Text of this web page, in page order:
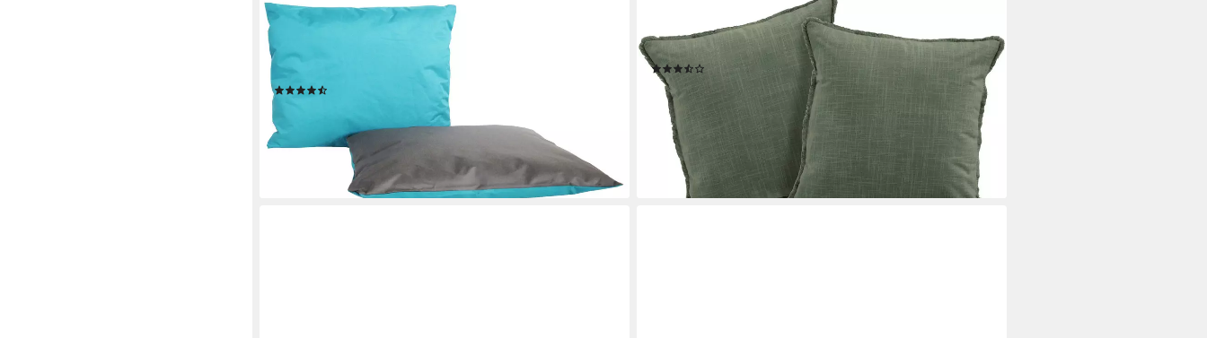
JACK
Dekokissen JACK 2-farbiges Wende Outdoor Kissen
30x50cm Dekokissen inkl. Füllung, mit Lotus-Effekt,
Robust, Strapazierfähig, für Innen & Außen geeignet
-50%
lieferbar - in 2-3 Werktagen bei dir
LEGER HOME BY LENA GERCKE
Dekokissen Marusha, Leinenoptik, 50x50 Dekokissen,
Fransen, modern, ohne Füllung, 1 Stück
(5)
16,49 €
lieferbar - in 1-2 Werktagen bei dir